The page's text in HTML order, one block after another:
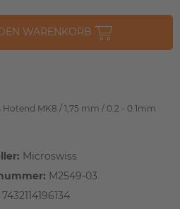
MK8 / 1,75 mm / 0.2 - 0.1mm
Microswiss
M2549-03
7432114196134
WARENKORB